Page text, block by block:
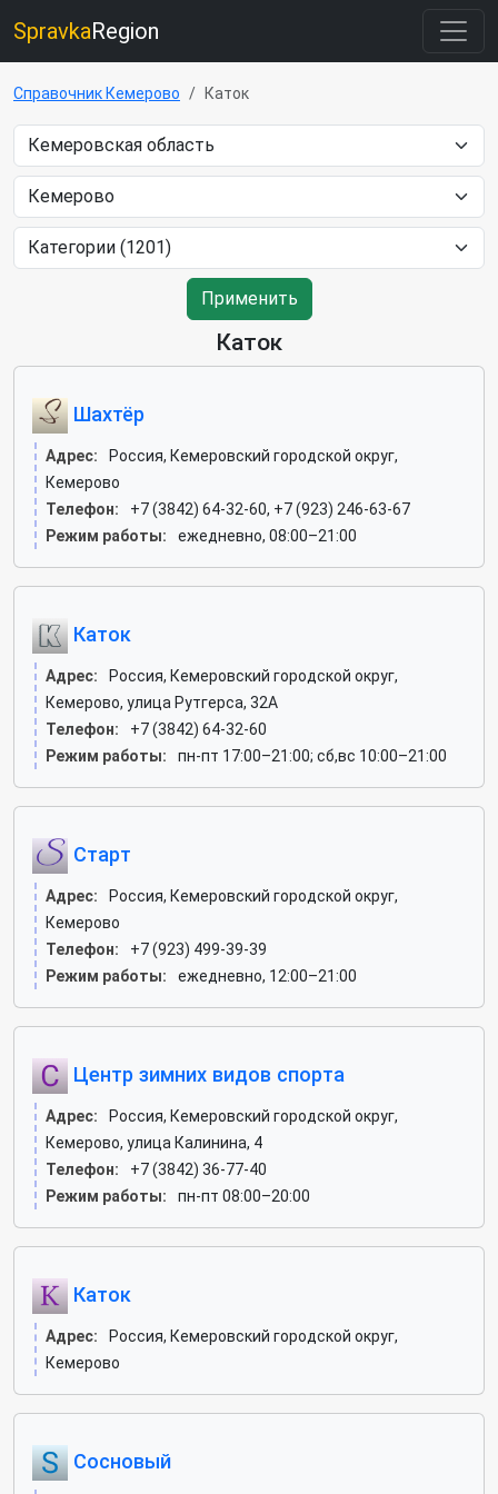
SpravkaRegion
Справочник Кемерово Каток
Применить
Каток
Шахтёр
Адрес:
Россия, Кемеровский городской округ,
Кемерово
Телефон:
+7 (3842) 64-32-60, +7 (923) 246-63-67
Режим работы:
ежедневно, 08:00–21:00
Каток
Адрес:
Россия, Кемеровский городской округ,
Кемерово, улица Рутгерса, 32А
Телефон:
+7 (3842) 64-32-60
Режим работы:
пн-пт 17:00–21:00; сб,вс 10:00–21:00
Старт
Адрес:
Россия, Кемеровский городской округ,
Кемерово
Телефон:
+7 (923) 499-39-39
Режим работы:
ежедневно, 12:00–21:00
Центр зимних видов спорта
Адрес:
Россия, Кемеровский городской округ,
Кемерово, улица Калинина, 4
Телефон:
+7 (3842) 36-77-40
Режим работы:
пн-пт 08:00–20:00
Каток
Адрес:
Россия, Кемеровский городской округ,
Кемерово
Сосновый